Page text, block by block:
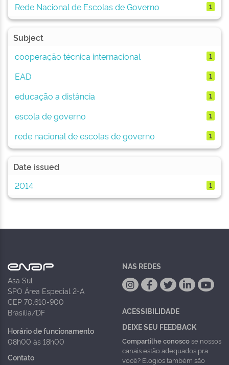
Rede Nacional de Escolas de Governo
1
Subject
cooperação técnica internacional
1
EAD 1
educação a distância 1
escola de governo 1
rede nacional de escolas de governo 1
Date issued
2014
1
Asa Sul
SPO Área Especial 2-A
CEP 70.610-900
Brasília/DF
Horário de funcionamento
08h00 às 18h00
Contato
NAS REDES
ACESSIBILIDADE
DEIXE SEU FEEDBACK
Compartilhe conoscose nossos
canais estão adequados pra
você? Elogios também são